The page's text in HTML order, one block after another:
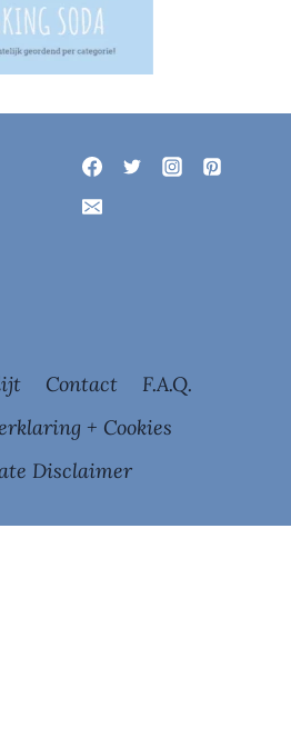
Contact
F.A.Q.
+ Cookies
Disclaimer